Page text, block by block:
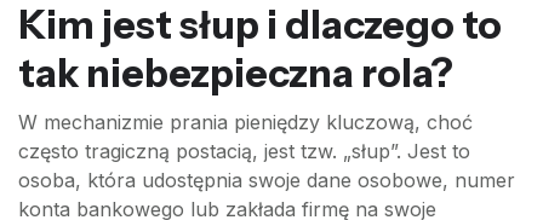
Kim jest słup i dlaczego to
tak niebezpieczna rola?
W mechanizmie prania pieniędzy kluczową, choć
często tragiczną postacią, jest tzw. „słup”. Jest to
osoba, która udostępnia swoje dane osobowe, numer
konta bankowego lub zakłada firmę na swoje